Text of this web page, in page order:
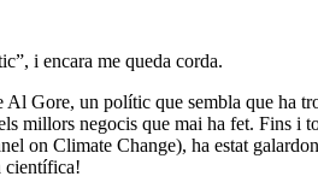
i encara me queda corda.
Al Gore, un polític que sembla que ha
millors negocis que mai ha fet. Fins i
on Climate Change), ha estat
científica!